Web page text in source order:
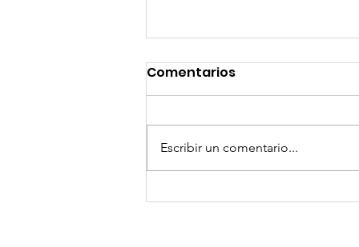
¡Arte, Vino y las Mejores
Comentarios
Escribir un comentario...